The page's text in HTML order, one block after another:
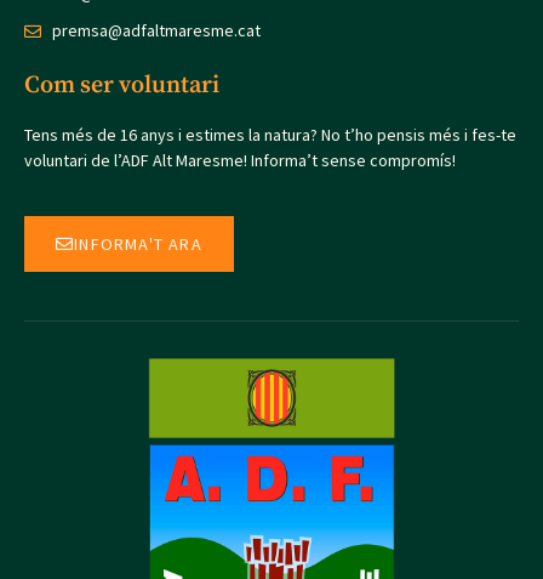
premsa@adfaltmaresme.cat
Com ser voluntari
Tens més de 16 anys i estimes la natura? No t’ho pensis més i fes-te
voluntari de l’ADF Alt Maresme! Informa’t sense compromís!
INFORMA'T ARA